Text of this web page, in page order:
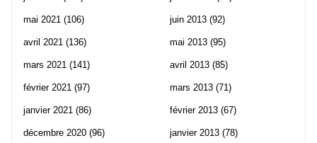
mai 2021 (106)
avril 2021 (136)
mars 2021 (141)
février 2021 (97)
janvier 2021 (86)
décembre 2020 (96)
juin 2013 (92)
mai 2013 (95)
avril 2013 (85)
mars 2013 (71)
février 2013 (67)
janvier 2013 (78)